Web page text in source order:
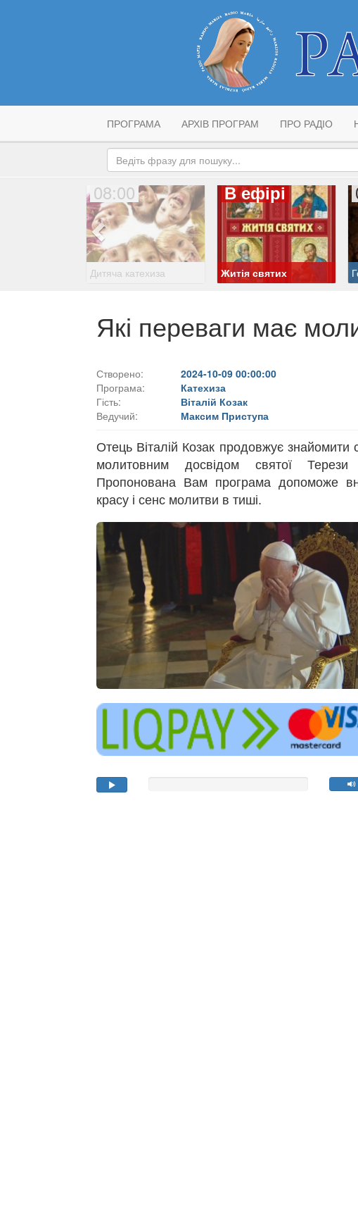
ПРОГРАМА АРХІВ ПРОГРАМ ПРО РАДІО
08:00
Дитяча катехиза
В ефірі
Житія святих
Які переваги має
Створено:
2024-10-09 00:00:00
Програма:
Катехиза
Гість:
Віталій Козак
Ведучий:
Максим Приступа
Отець Віталій Козак продовжує знайомити
молитовним досвідом святої Терези
Пропонована Вам програма допоможе
красу і сенс молитви в тиші.